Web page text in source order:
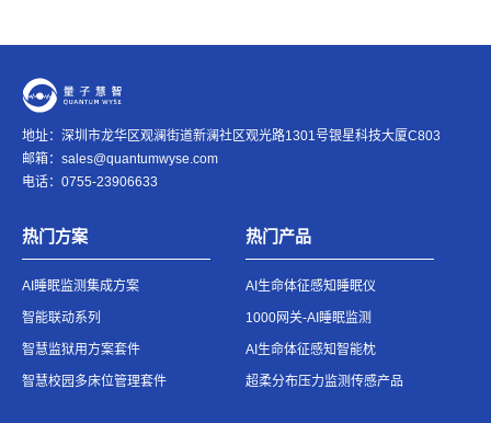
地址：深圳市龙华区观澜街道新澜社区观光路1301号银星科技大厦C803
邮箱： sales@quantumwyse.com
电话：0755-23906633
热门方案
AI睡眠监测集成方案
智能联动系列
智慧监狱用方案套件
智慧校园多床位管理套件
热门产品
AI生命体征感知睡眠仪
1000网关-AI睡眠监测
AI生命体征感知智能枕
超柔分布压力监测传感产品